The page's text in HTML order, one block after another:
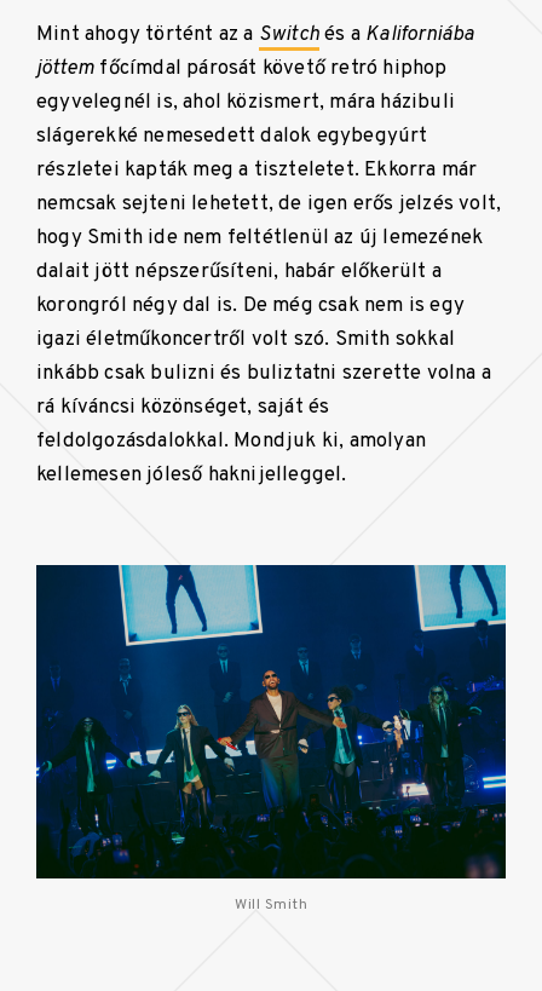
Mint ahogy történt az a Switchés a Kaliforniába
jöttem főcímdal párosát követő retró hiphop
egyvelegnél is, ahol közismert, mára házibuli
slágerekké nemesedett dalok egybegyúrt
részletei kapták meg a tiszteletet. Ekkorra már
nemcsak sejteni lehetett, de igen erős jelzés volt,
hogy Smith ide nem feltétlenül az új lemezének
dalait jött népszerűsíteni, habár előkerült a
korongról négy dal is. De még csak nem is egy
igazi életműkoncertről volt szó. Smith sokkal
inkább csak bulizni és buliztatni szerette volna a
rá kíváncsi közönséget, saját és
feldolgozásdalokkal. Mondjuk ki, amolyan
kellemesen jóleső haknijelleggel.
Will Smith